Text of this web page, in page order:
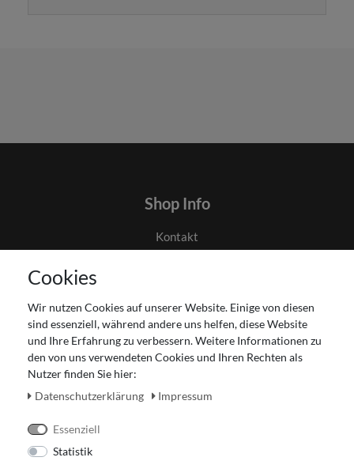
Shop Info
Kontakt
Impressum
Widerrufsrecht
Zahlung und Versand
Unser Ladengeschäft
Cookies
Wir nutzen Cookies auf unserer Website. Einige von diesen
sind essenziell, während andere uns helfen, diese Website
und Ihre Erfahrung zu verbessern. Weitere Informationen zu
den von uns verwendeten Cookies und Ihren Rechten als
Nutzer finden Sie hier:
Daten­schutz­erklärung
Impressum
Essenziell
Statistik